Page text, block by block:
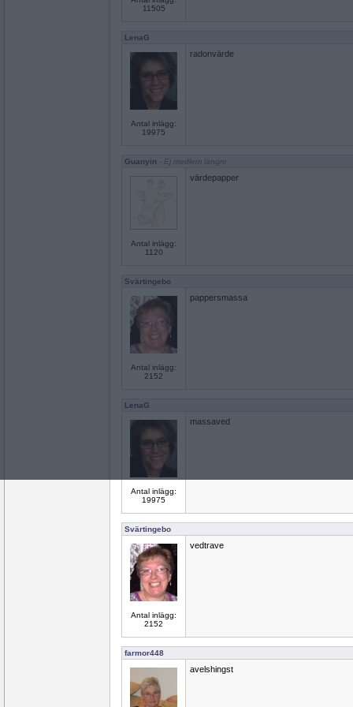
11505
LenaG
Antal inlägg:
19975
radonvärde
Guanyin - Ej medlem längre
Antal inlägg:
1120
värdepapper
Svärtingebo
Antal inlägg:
2152
pappersmassa
LenaG
Antal inlägg:
19975
massaved
Svärtingebo
Antal inlägg:
2152
vedtrave
farmor448
avelshingst